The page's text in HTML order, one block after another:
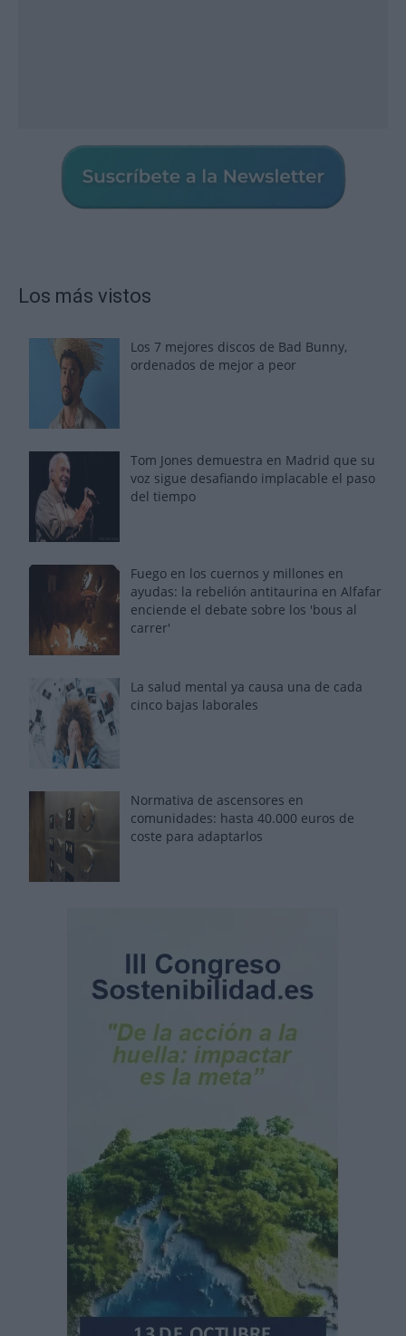
Los más vistos
Los 7 mejores discos de Bad Bunny,
ordenados de mejor a peor
Tom Jones demuestra en Madrid que su
voz sigue desafiando implacable el paso
del tiempo
Fuego en los cuernos y millones en
ayudas: la rebelión antitaurina en Alfafar
enciende el debate sobre los 'bous al
carrer'
La salud mental ya causa una de cada
cinco bajas laborales
Normativa de ascensores en
comunidades: hasta 40.000 euros de
coste para adaptarlos